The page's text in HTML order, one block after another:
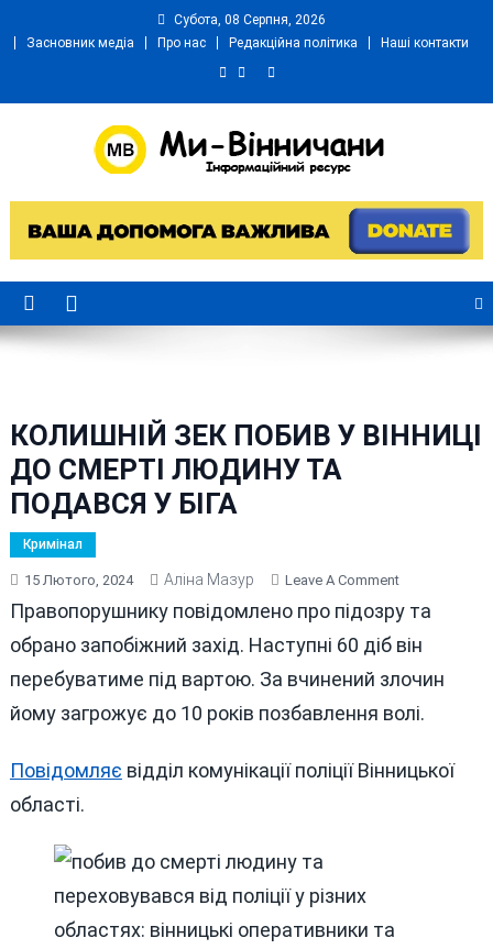
Субота, 08 Серпня, 2026
Засновник медіа
Про нас Редакційна політика Наші контакти
Ми Вінничани
КОЛИШНІЙ ЗЕК ПОБИВ У ВІННИЦІ
ДО СМЕРТІ ЛЮДИНУ ТА
ПОДАВСЯ У БІГА
Кримінал
15 Лютого, 2024 Аліна Мазур Leave A CommentOn
КОЛИШНІЙ
ПОБИВ
У
ВІННИЦІ
ЛЮДИНУ
Правопорушнику повідомлено про підозру та
обрано запобіжний захід. Наступні 60 діб він
перебуватиме під вартою. За вчинений злочин
йому загрожує до 10 років позбавлення волі.
Повідомляє відділ комунікації поліції Вінницької
області.